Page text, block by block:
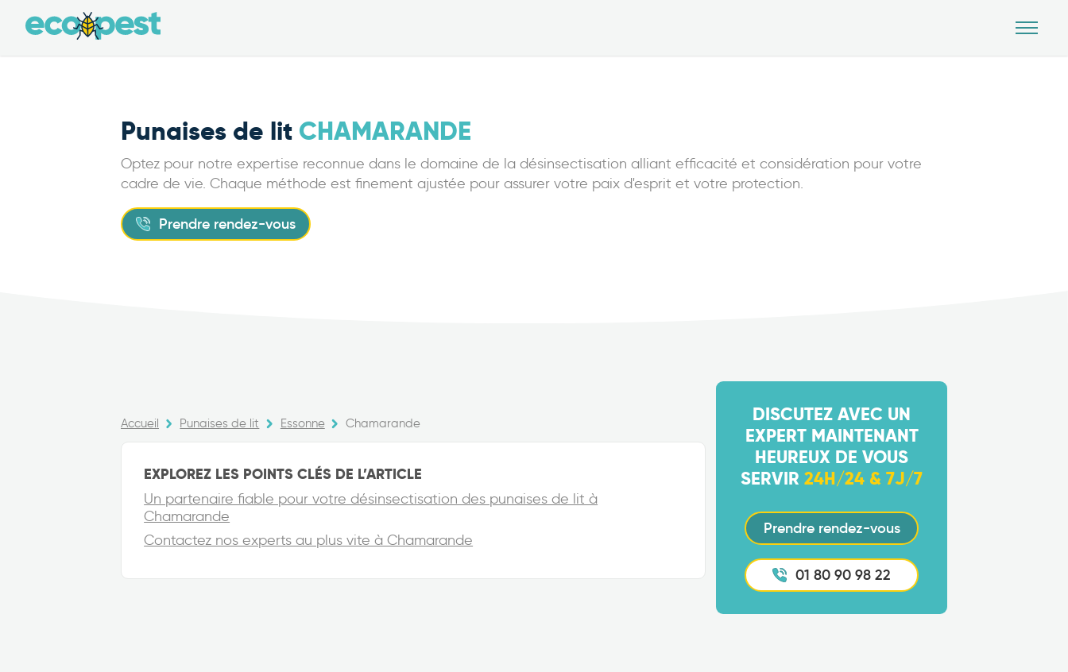
Punaises de lit CHAMARANDE
Optez pour notre expertise reconnue dans le domaine de la désinsectisation alliant efficacité et considération pour votre
cadre de vie. Chaque méthode est finement ajustée pour assurer votre paix d'esprit et votre protection.
Prendre rendez-vous
Accueil Punaises de lit Essonne Chamarande
EXPLOREZ LES POINTS CLÉS DE L’ARTICLE
Un partenaire fiable pour votre désinsectisation des punaises de lit à
Chamarande
Contactez nos experts au plus vite à Chamarande
DISCUTEZ AVEC UN
EXPERT MAINTENANT
HEUREUX DE VOUS
SERVIR24H/24 & 7J/7
Prendre rendez-vous
01 80 90 98 22